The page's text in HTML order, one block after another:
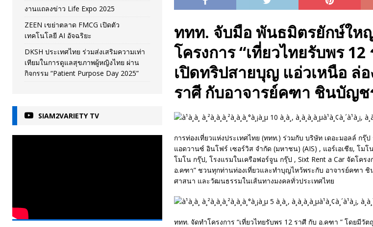
ททท. จับมือ พันธมิตรยักษ์ให
โครงการ “เที่ยวไทยรับพร
เปิดทริปสายบุญ แอ่วเหนือ ล่
ราศี กับอาจารย์คฑา ชินบัญช
การท่องเที่ยวแห่งประเทศไทย (ททท.) ร่วมกับ บริษัท เดอะมอลล์ ก
แอดวานซ์ อินโฟร์ เซอร์วิส จำกัด (มหาชน) (AIS) , แอร์เอเชีย, โม
โมโน กรุ๊ป, โรงแรมในเครือฟอร์จูน กรุ๊ป , Sixt Rent a Car จัดโครง
อ.คฑา” ชวนทุกท่านท่องเที่ยวและทำบุญไหว้พระกับ อาจารย์คฑา
ศาสนา และวัฒนธรรมในเส้นทางมงคลทั่วประเทศไทย
ททท. จัดทำโครงการ “เที่ยวไทยรับพร 12 ราศี กับ อ.คฑา ” โดยมีวั
งานแถลงข่าว Life Expo 2025
ZEEN เขย่าตลาด FMCG เปิดตัว
เทคโนโลยี AI อัจฉริยะ
DKSH ประเทศไทย ร่วมส่งเสริมความเท่า
เทียมในการดูแลสุขภาพผู้หญิงไทย ผ่าน
กิจกรรม “Patient Purpose Day 2025”
SIAM2VARIETY TV